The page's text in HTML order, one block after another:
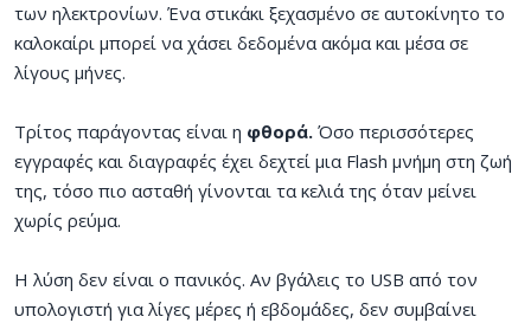
των ηλεκτρονίων. Ένα στικάκι ξεχασμένο σε αυτοκίνητο το
καλοκαίρι μπορεί να χάσει δεδομένα ακόμα και μέσα σε
λίγους μήνες.
Τρίτος παράγοντας είναι η φθορά. Όσο περισσότερες
εγγραφές και διαγραφές έχει δεχτεί μια Flash μνήμη στη ζωή
της, τόσο πιο ασταθή γίνονται τα κελιά της όταν μείνει
χωρίς ρεύμα.
Η λύση δεν είναι ο πανικός. Αν βγάλεις το USB από τον
υπολογιστή για λίγες μέρες ή εβδομάδες, δεν συμβαίνει